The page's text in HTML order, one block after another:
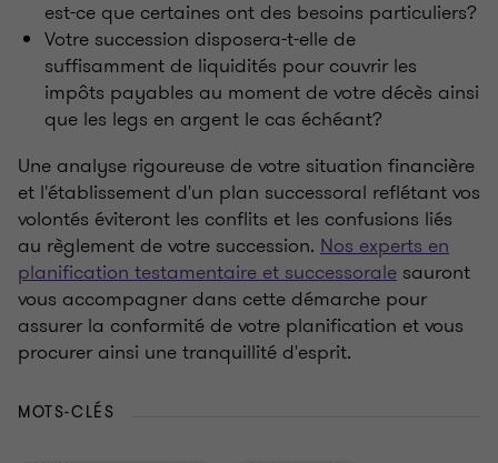
est-ce que certaines ont des besoins particuliers?
Votre succession disposera-t-elle de
suffisamment de liquidités pour couvrir les
impôts payables au moment de votre décès ainsi
que les legs en argent le cas échéant?
Une analyse rigoureuse de votre situation financière
et l'établissement d'un plan successoral reflétant vos
volontés éviteront les conflits et les confusions liés
au règlement de votre succession. Nos experts en
planification testamentaire et successorale sauront
vous accompagner dans cette démarche pour
assurer la conformité de votre planification et vous
procurer ainsi une tranquillité d'esprit.
MOTS-CLÉS